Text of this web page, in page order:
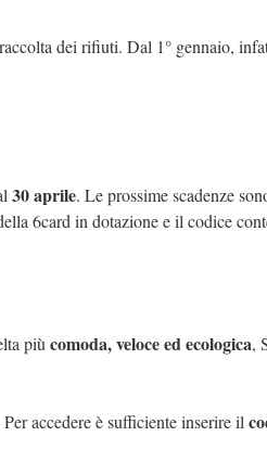
dei rifiuti. Dal 1° gennaio,
30 aprile. Le prossime scadenze
6card in dotazione e il codice
più comoda, veloce ed ecologica,
Per accedere è sufficiente inserire il